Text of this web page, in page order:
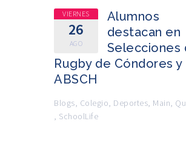
VIERNES
26
AGO
Alumnos
destacan en
Selecciones
Rugby de Cóndores y
ABSCH
Blogs Colegio Deportes Main
SchoolLife